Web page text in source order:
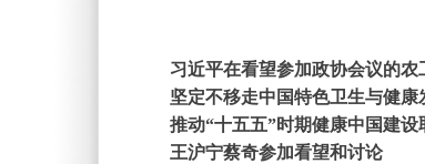
习近平在看望参加政协会议的
坚定不移走中国特色卫生与健康
推动“十五五”时期健康中国建设
王沪宁蔡奇参加看望和讨论